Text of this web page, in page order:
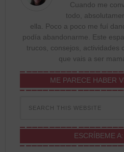
Cuando me
todo,
ella. Poco a poco me fuí
podía abandonarme. Este
trucos, consejos, actividades
que vais a ser
ME PARECE HABER
ESCRÍBEME A: